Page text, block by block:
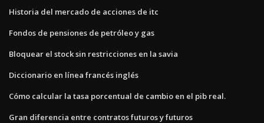
Historia del mercado de acciones de itc
Fondos de pensiones de petróleo y gas
Bloquear el stock sin restricciones en la savia
Diccionario en línea francés inglés
Cómo calcular la tasa porcentual de cambio en el pib real.
Gran diferencia entre contratos futuros y futuros